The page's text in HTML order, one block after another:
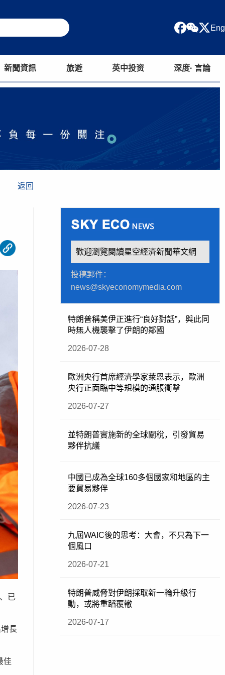
Eng
新聞資訊 旅遊 英中投资 深度· 言論
返回
已
長
佳
歡迎瀏覽閱讀星空經濟新聞華文網
投稿郵件：
news@skyeconomymedia.com
特朗普稱美伊正進行“良好對話”，與此同
時無人機襲擊了伊朗的鄰國
2026-07-28
歐洲央行首席經濟學家萊恩表示，歐洲
央行正面臨中等規模的通脹衝擊
2026-07-27
並特朗普實施新的全球關稅，引發貿易
夥伴抗議
中國已成為全球160多個國家和地區的主
要貿易夥伴
2026-07-23
九屆WAIC後的思考：大會，不只為下一
個風口
2026-07-21
特朗普威脅對伊朗採取新一輪升級行
動，或將重蹈覆轍
2026-07-17